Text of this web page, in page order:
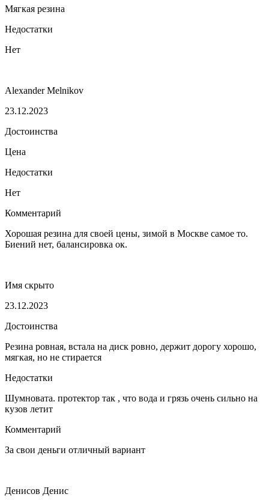
Мягкая резина
Недостатки
Нет
Alexander Melnikov
23.12.2023
Достоинства
Цена
Недостатки
Нет
Комментарий
Хорошая резина для своей цены, зимой в Москве самое то.
Биений нет, балансировка ок.
Имя скрыто
23.12.2023
Достоинства
Резина ровная, встала на диск ровно, держит дорогу хорошо,
мягкая, но не стирается
Недостатки
Шумновата. протектор так , что вода и грязь очень сильно на
кузов летит
Комментарий
За свои деньги отличный вариант
Денисов Денис